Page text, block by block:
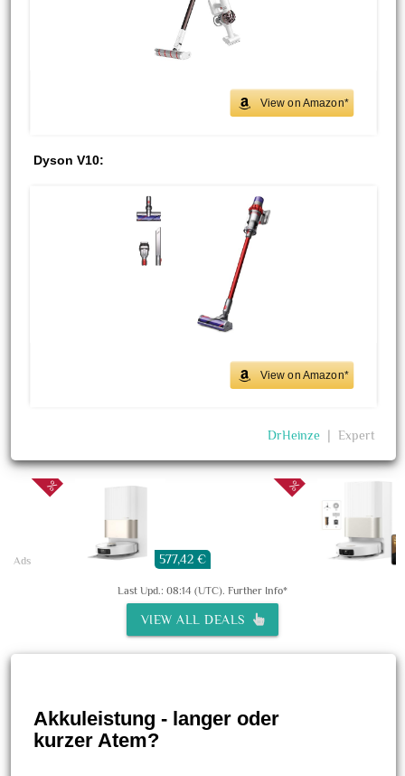
View on Amazon*
Dyson V10:
View on Amazon*
DrHeinze Expert
577,42 €
Ads
Last Upd.: 08:14 (UTC). Further Info*
VIEW ALL DEALS
Akkuleistung - langer oder
kurzer Atem?